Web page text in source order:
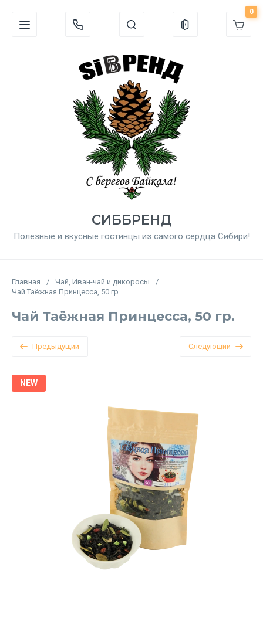
СИББРЕНД
Полезные и вкусные гостинцы из самого сердца Сибири!
0
Главная / Чай, Иван-чай и дикоросы
/
Чай Таёжная Принцесса, 50 гр.
Чай Таёжная Принцесса, 50 гр.
Предыдущий Следующий
NEW